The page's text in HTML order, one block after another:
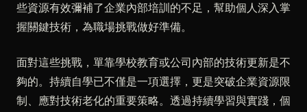
些資源有效彌補了企業內部培訓的不足，幫助個人深入掌
握關鍵技術，為職場挑戰做好準備。
面對這些挑戰，單靠學校教育或公司內部的技術更新是不
夠的。持續自學已不僅是一項選擇，更是突破企業資源限
制、應對技術老化的重要策略。透過持續學習與實踐，個